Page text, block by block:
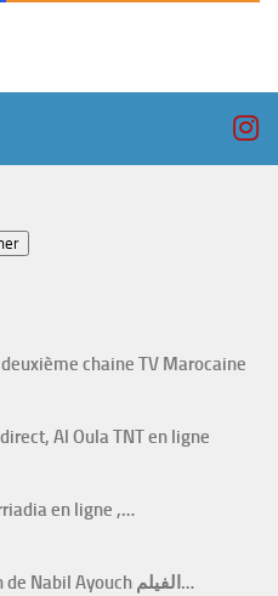
chaine TV Marocaine
Al Oula TNT en ligne
en ligne ,…
Zin Li Fik Le film Marocain de Nabil Ayouch الفيلم…